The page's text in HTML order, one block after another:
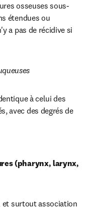
osseuses sous-
étendues ou
a pas de récidive si
à celui des
avec des degrés de
(pharynx, larynx,
surtout association